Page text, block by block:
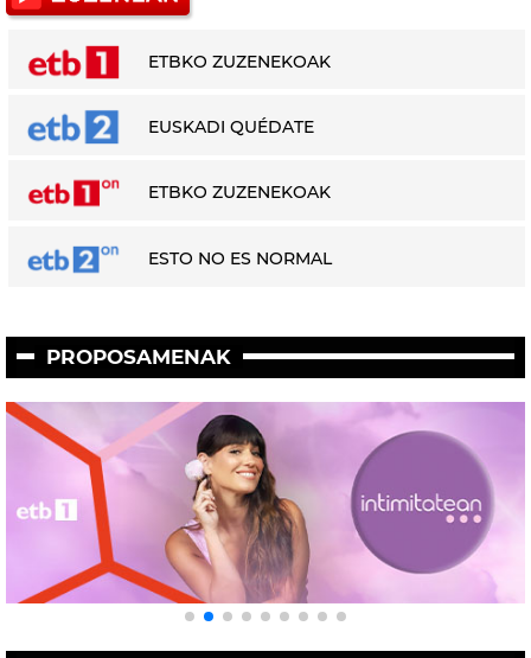
ETBKO ZUZENEKOAK
EUSKADI QUÉDATE
ETBKO ZUZENEKOAK
ESTO NO ES NORMAL
PROPOSAMENAK